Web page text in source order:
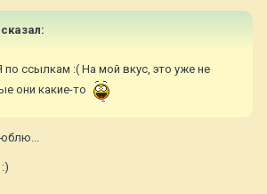
по ссылкам :( На мой вкус, это уже не
они какие-то